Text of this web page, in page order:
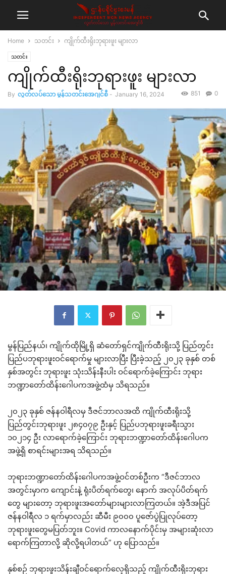
Home သတင်း ကျိုက်ထီးရိုးဘုရားဖူး များလာ
သတင်း
ကျိုက်ထီးရိုးဘုရားဖူး များလာ
By လွတ်လပ်သော မွန်သတင်းအေဂျင်စီ - January 16, 2024 0
851
မွန်ပြည်နယ်၊ ကျိုက်ထိုမြို့ရှိ ဆံတော်ရှင်ကျိုက်ထီးရိုးသို့ ပြည်တွင်း
ပြည်ပဘုရားဖူးဝင်ရောက်မှု များလာပြီး ပြီးခဲ့သည့် ၂၀၂၃ ခုနှစ် တစ်
နှစ်အတွင်း ဘုရားဖူး သုံးသိန်းနီးပါး ဝင်ရောက်ခဲ့ကြောင်း ဘုရား
ဘဏ္ဍာတော်ထိန်းဂေါပကအဖွဲ့ထံမှ သိရသည်။
၂၀၂၃ ခုနှစ် ဇန်နဝါရီလမှ ဒီဇင်ဘာလအထိ ကျိုက်ထီးရိုးသို့
ပြည်တွင်းဘုရားဖူး ၂၈၄၀၇၉ ဦးနှင့် ပြည်ပဘုရားဖူးခရီးသွား
၁၀၂၁၄ ဦး လာရောက်ခဲ့ကြောင်း ဘုရားဘဏ္ဍာတော်ထိန်းဂေါပက
အဖွဲ့ရှိ စာရင်းများအရ သိရသည်။
ဘုရားဘဏ္ဍာတော်ထိန်းဂေါပကအဖွဲ့ဝင်တစ်ဦးက “ဒီဇင်ဘာလ
အတွင်းမှာက ကျောင်းနဲ့ ရုံးပိတ်ရက်တွေ၊ နောက် အလုပ်ပိတ်ရက်
တွေ များတော့ ဘုရားဖူးအတော်များများလာကြတယ်။ အဲ့ဒီအပြင်
ဇန်နဝါရီလ ၁ ရက်မှာလည်း ဆီမီး ၉၀၀၀ ပူဇော်ပွဲပြုလုပ်တော့
ဘုရားဖူးတွေမပြတ်ဘူး။ Covid ကာလနောက်ပိုင်းမှ အများဆုံးလာ
ရောက်ကြတာလို့ ဆိုလို့ရပါတယ်” ဟု ပြောသည်။
နှစ်စဉ် ဘုရားဖူးသိန်းချီဝင်ရောက်လေ့ရှိသည့် ကျိုက်ထီးရိုးဘုရား